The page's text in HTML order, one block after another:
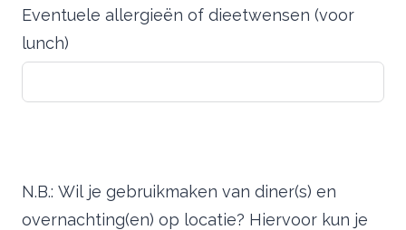
Eventuele allergieën of dieetwensen (voor
lunch)
N.B.: Wil je gebruikmaken van diner(s) en
overnachting(en) op locatie? Hiervoor kun je